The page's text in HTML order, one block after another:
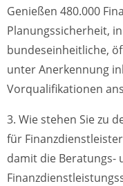
Genießen 480.000
Planungssicherheit,
bundeseinheitliche,
unter Anerkennung
Vorqualifikationen
3. Wie stehen Sie zu
für
damit die Beratungs-